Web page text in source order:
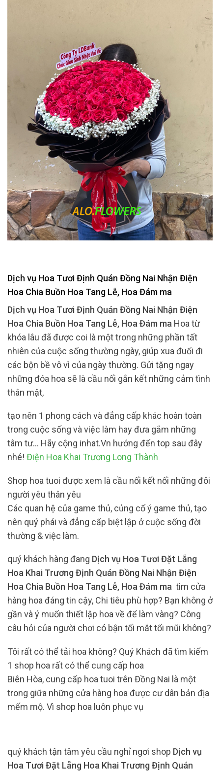
Dịch vụ Hoa Tươi Định Quán Đồng Nai Nhận Điện
Hoa Chia Buồn Hoa Tang Lễ, Hoa Đám ma
Dịch vụ Hoa Tươi Định Quán Đồng Nai Nhận Điện
Hoa Chia Buồn Hoa Tang Lễ, Hoa Đám ma Hoa từ
khóa lâu đã được coi là một trong những phần tất
nhiên của cuộc sống thường ngày, giúp xua đuổi đi
các bộn bề vô vì của ngày thường. Gửi tặng ngay
những đóa hoa sẽ là cầu nối gắn kết những cảm tình
thân mật,
tạo nên 1 phong cách và đẳng cấp khác hoàn toàn
trong cuộc sống và việc làm hay đưa gắm những
tâm tư… Hãy cộng inhat.Vn hướng đến top sau đây
nhé! Điện Hoa Khai Trương Long Thành
Shop hoa tuoi được xem là cầu nối kết nối những đôi
người yêu thân yêu
Các quan hệ của game thủ, củng cố ý game thủ, tạo
nên quý phái và đẳng cấp biệt lập ở cuộc sống đời
thường & việc làm.
quý khách hàng đang Dịch vụ Hoa Tươi Đặt Lẵng
Hoa Khai Trương Định Quán Đồng Nai Nhận Điện
Hoa Chia Buồn Hoa Tang Lễ, Hoa Đám ma tìm cửa
hàng hoa đáng tin cậy, Chi tiêu phù hợp? Bạn không ở
gần và ý muốn thiết lập hoa về để làm vàng? Công
câu hỏi của người chơi có bận tối mắt tối mũi không?
Tôi rất có thể tải hoa không? Quý Khách đã tìm kiếm
1 shop hoa rất có thể cung cấp hoa
Biên Hòa, cung cấp hoa tuoi trên Đồng Nai là một
trong giữa những cửa hàng hoa được cư dân bản địa
mếm mộ. Vì shop hoa luôn phục vụ
quý khách tận tâm yêu cầu nghỉ ngơi shop Dịch vụ
Hoa Tươi Đặt Lẵng Hoa Khai Trương Định Quán